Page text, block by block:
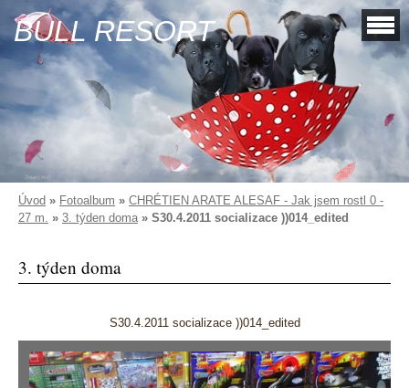
BULL RESORT
Úvod » Fotoalbum » CHRÉTIEN ARATE ALESAF - Jak jsem rostl 0 -
27 m. » 3. týden doma» S30.4.2011 socializace ))014_edited
3. týden doma
S30.4.2011 socializace ))014_edited